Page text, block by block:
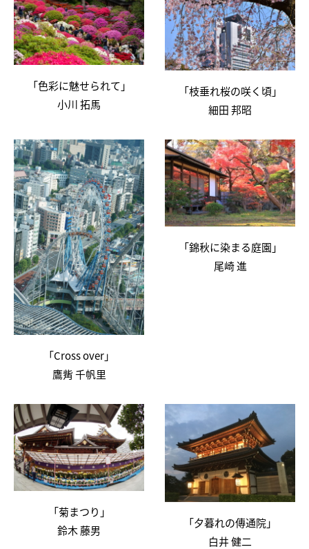
「色彩に魅せられて」
小川 拓馬
「枝垂れ桜の咲く頃」
細田 邦昭
「Cross over」
鷹觜 千帆里
「錦秋に染まる庭園」
尾崎 進
「菊まつり」
鈴木 藤男
「夕暮れの傳通院」
白井 健二